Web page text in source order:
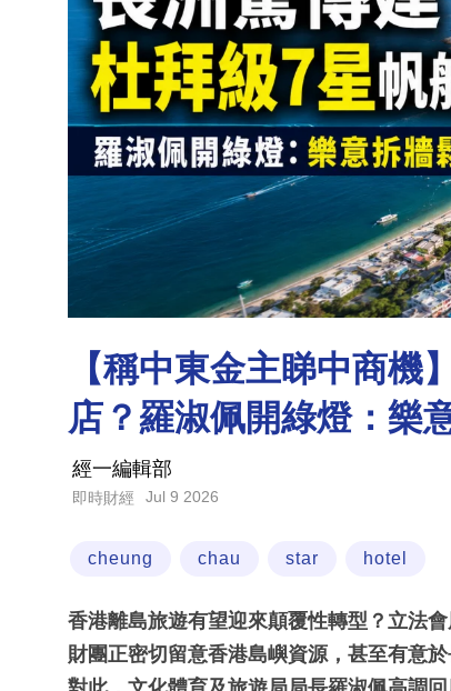
【稱中東金主睇中商機
店？羅淑佩開綠燈：樂
經一編輯部
即時財經 Jul 9 2026
cheung chau star hotel
香港離島旅遊有望迎來顛覆性轉型？立法
財團正密切留意香港島嶼資源，甚至有意